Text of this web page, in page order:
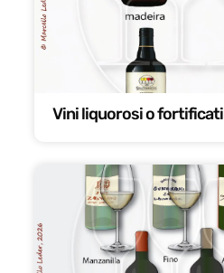
Vini liquorosi o fortificati